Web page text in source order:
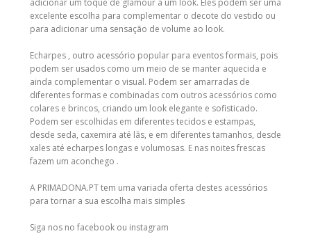
excelente escolha para complementar o decote do vestido ou
para adicionar uma sensação de volume ao look.
Echarpes , outro acessório popular para eventos formais, pois
podem ser usados como um meio de se manter aquecida e
ainda complementar o visual. Podem ser amarradas de
diferentes formas e combinadas com outros acessórios como
colares e brincos, criando um look elegante e sofisticado.
Podem ser escolhidas em diferentes tecidos e estampas,
desde seda, caxemira até lãs, e em diferentes tamanhos, desde
xales até echarpes longas e volumosas. E nas noites frescas
fazem um aconchego .
A PRIMADONA.PT tem uma variada oferta destes acessórios
para tornar a sua escolha mais simples
Siga nos no facebookou instagram